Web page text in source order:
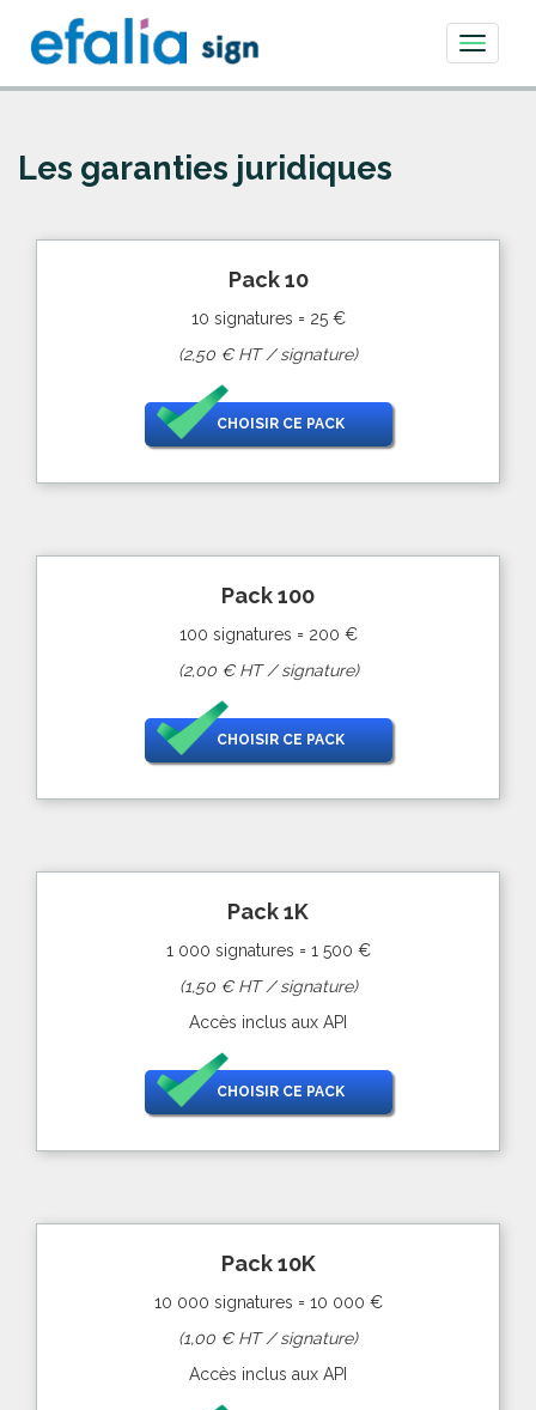
Toggle
Les garanties juridiques
Pack 10
10 signatures = 25 €
(2,50 € HT / signature)
CHOISIR CE PACK
Pack 100
100 signatures = 200 €
(2,00 € HT / signature)
CHOISIR CE PACK
Pack 1K
1 000 signatures = 1 500 €
(1,50 € HT / signature)
Accès inclus aux API
CHOISIR CE PACK
Pack 10K
10 000 signatures = 10 000 €
(1,00 € HT / signature)
Accès inclus aux API